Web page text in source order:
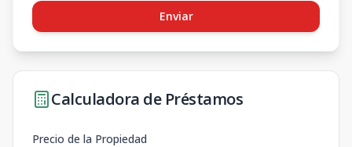
Enviar
Calculadora de Préstamos
Precio de la Propiedad